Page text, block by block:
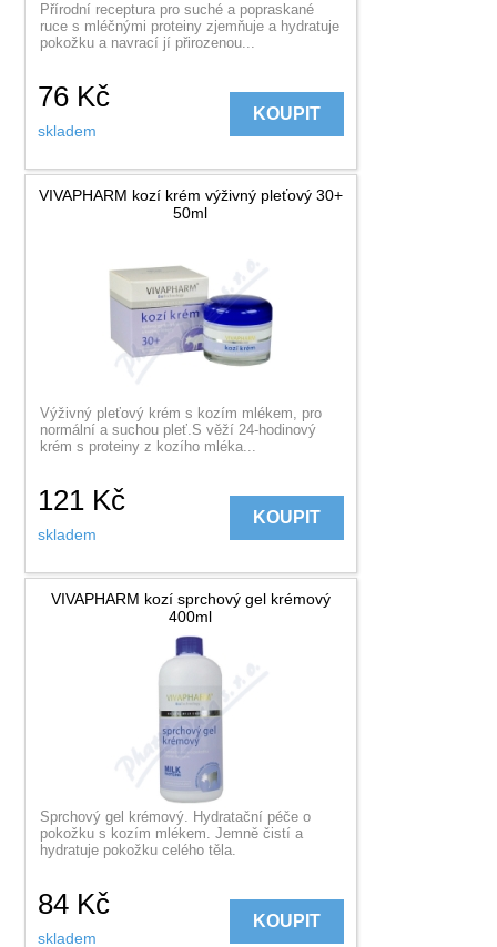
Přírodní receptura pro suché a popraskané
ruce s mléčnými proteiny zjemňuje a hydratuje
pokožku a navrací jí přirozenou...
76 Kč
skladem
KOUPIT
VIVAPHARM kozí krém výživný pleťový 30+
50ml
Výživný pleťový krém s kozím mlékem, pro
normální a suchou pleť.S věží 24-hodinový
krém s proteiny z kozího mléka...
121 Kč
skladem
KOUPIT
VIVAPHARM kozí sprchový gel krémový
400ml
Sprchový gel krémový. Hydratační péče o
pokožku s kozím mlékem. Jemně čistí a
hydratuje pokožku celého těla.
84 Kč
skladem
KOUPIT